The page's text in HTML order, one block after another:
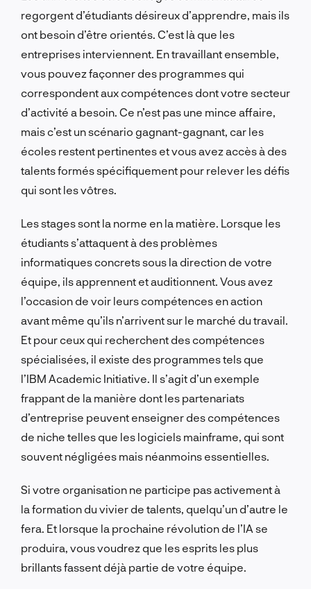
regorgent d’étudiants désireux d’apprendre, mais ils
ont besoin d’être orientés. C’est là que les
entreprises interviennent. En travaillant ensemble,
vous pouvez façonner des programmes qui
correspondent aux compétences dont votre secteur
d’activité a besoin. Ce n’est pas une mince affaire,
mais c’est un scénario gagnant-gagnant, car les
écoles restent pertinentes et vous avez accès à des
talents formés spécifiquement pour relever les défis
qui sont les vôtres.
Les stages sont la norme en la matière. Lorsque les
étudiants s’attaquent à des problèmes
informatiques concrets sous la direction de votre
équipe, ils apprennent et auditionnent. Vous avez
l’occasion de voir leurs compétences en action
avant même qu’ils n’arrivent sur le marché du travail.
Et pour ceux qui recherchent des compétences
spécialisées, il existe des programmes tels que
l’IBM Academic Initiative. Il s’agit d’un exemple
frappant de la manière dont les partenariats
d’entreprise peuvent enseigner des compétences
de niche telles que les logiciels mainframe, qui sont
souvent négligées mais néanmoins essentielles.
Si votre organisation ne participe pas activement à
la formation du vivier de talents, quelqu’un d’autre le
fera. Et lorsque la prochaine révolution de l’IA se
produira, vous voudrez que les esprits les plus
brillants fassent déjà partie de votre équipe.